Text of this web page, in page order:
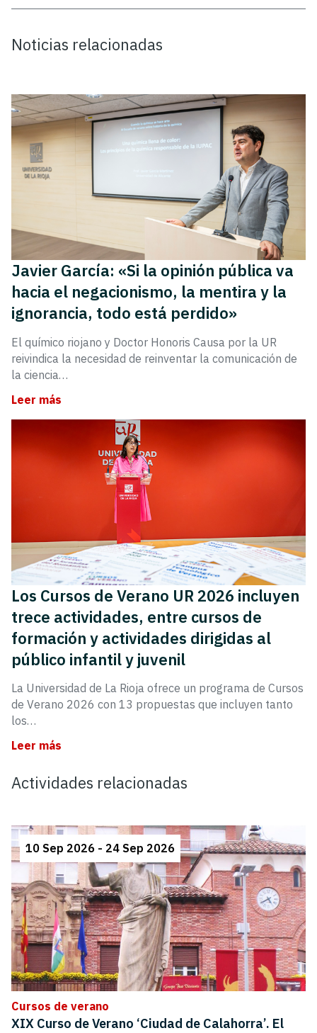
Noticias relacionadas
Javier García: «Si la opinión pública va
hacia el negacionismo, la mentira y la
ignorancia, todo está perdido»
El químico riojano y Doctor Honoris Causa por la UR
reivindica la necesidad de reinventar la comunicación de
la ciencia…
Leer más
Los Cursos de Verano UR 2026 incluyen
trece actividades, entre cursos de
formación y actividades dirigidas al
público infantil y juvenil
La Universidad de La Rioja ofrece un programa de Cursos
de Verano 2026 con 13 propuestas que incluyen tanto
los…
Leer más
Actividades relacionadas
10 Sep 2026 - 24 Sep 2026
Cursos de verano
XIX Curso de Verano ‘Ciudad de Calahorra’. El